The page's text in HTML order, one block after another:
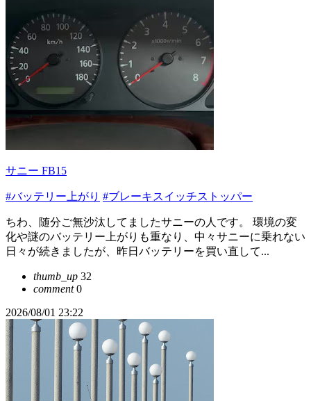
サニー FB15
#バッテリー上がり #ブレーキスイッチストッパー
ちわ、随分ご無沙汰してましたサニーの人です。 環境の変
化や謎のバッテリー上がりも重なり、中々サニーに乗れない
日々が続きましたが、昨日バッテリーを買い直して...
thumb_up 32
comment0
2026/08/01 23:22